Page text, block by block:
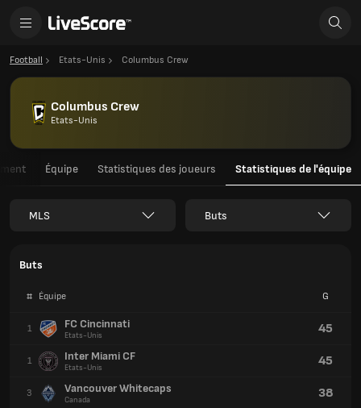
Football Etats-Unis Columbus Crew
Columbus Crew
Etats-Unis
Équipe Statistiques des joueurs Statistiques de l'équipe
MLS Buts
Buts
# Équipe G
1 FC Cincinnati
Etats-Unis 45
1 Inter Miami CF
Etats-Unis 45
3 Vancouver Whitecaps
Canada 38